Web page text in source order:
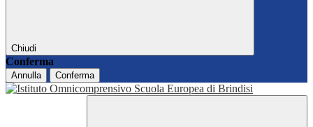
Chiudi
Conferma
Annulla Conferma